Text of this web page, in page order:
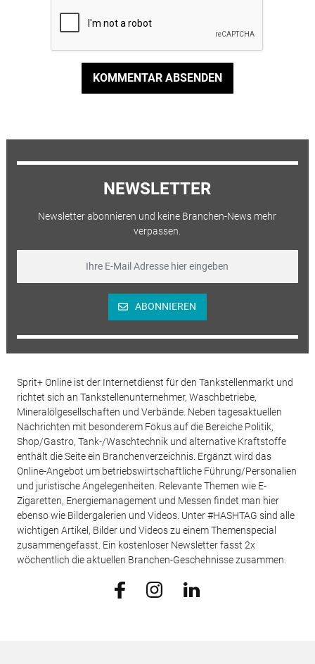
KOMMENTAR ABSENDEN
NEWSLETTER
Newsletter abonnieren und keine Branchen-News mehr
verpassen.
ABONNIEREN
Sprit+ Online ist der Internetdienst für den Tankstellenmarkt und
richtet sich an Tankstellenunternehmer, Waschbetriebe,
Mineralölgesellschaften und Verbände. Neben tagesaktuellen
Nachrichten mit besonderem Fokus auf die Bereiche Politik,
Shop/Gastro, Tank-/Waschtechnik und alternative Kraftstoffe
enthält die Seite ein Branchenverzeichnis. Ergänzt wird das
Online-Angebot um betriebswirtschaftliche Führung/Personalien
und juristische Angelegenheiten. Relevante Themen wie E-
Zigaretten, Energiemanagement und Messen findet man hier
ebenso wie Bildergalerien und Videos. Unter #HASHTAG sind alle
wichtigen Artikel, Bilder und Videos zu einem Themenspecial
zusammengefasst. Ein kostenloser Newsletter fasst 2x
wöchentlich die aktuellen Branchen-Geschehnisse zusammen.